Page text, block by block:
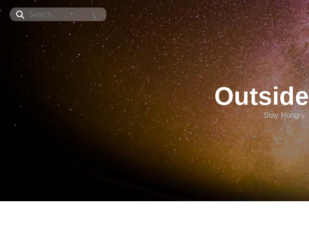
Search
Stay Hungry.